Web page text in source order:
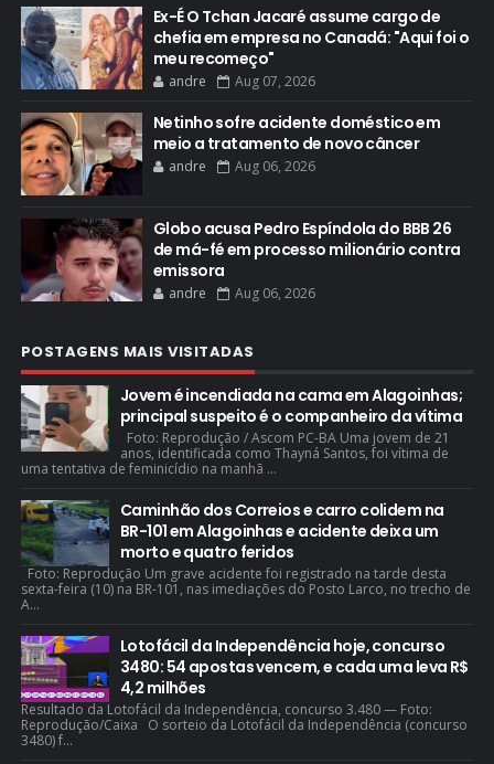
Ex-É O Tchan Jacaré assume cargo de
chefia em empresa no Canadá: "Aqui foi o
meu recomeço"
andre Aug 07, 2026
Netinho sofre acidente doméstico em
meio a tratamento de novo câncer
andre Aug 06, 2026
Globo acusa Pedro Espíndola do BBB 26
de má-fé em processo milionário contra
emissora
andre Aug 06, 2026
POSTAGENS MAIS VISITADAS
Jovem é incendiada na cama em Alagoinhas;
principal suspeito é o companheiro da vítima
Foto: Reprodução / Ascom PC-BA Uma jovem de 21
anos, identificada como Thayná Santos, foi vítima de
uma tentativa de feminicídio na manhã ...
Caminhão dos Correios e carro colidem na
BR-101 em Alagoinhas e acidente deixa um
morto e quatro feridos
Foto: Reprodução Um grave acidente foi registrado na tarde desta
sexta-feira (10) na BR-101, nas imediações do Posto Larco, no trecho de
A...
Lotofácil da Independência hoje, concurso
3480: 54 apostas vencem, e cada uma leva R$
4,2 milhões
Resultado da Lotofácil da Independência, concurso 3.480 — Foto:
Reprodução/Caixa O sorteio da Lotofácil da Independência (concurso
3480) f...